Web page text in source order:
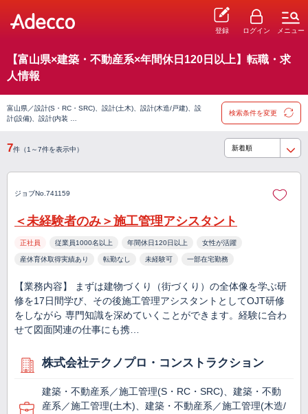
登録 ログイン メニュー
【富山県×建築・不動産系×年間休日120日以上】転職・求
人情報
富山県／設計(S・RC・SRC)、設計(土木)、設計(木造/戸建)、設
計(設備)、設計(内装 …
検索条件を変更
7件（1～7件を表示中）
ジョブNo.741159
＜未経験者のみ＞施工管理アシスタント
正社員 従業員1000名以上 年間休日120日以上 女性が活躍
産休育休取得実績あり 転勤なし 未経験可 一部在宅勤務
【業務内容】 まずは建物づくり（街づくり）の全体像を学ぶ研
修を17日間学び、その後施工管理アシスタントとしてOJT研修
をしながら 専門知識を深めていくことができます。経験に合わ
せて図面関連の仕事にも携…
株式会社テクノプロ・コンストラクション
建築・不動産系／施工管理(S・RC・SRC)、建築・不動
産系／施工管理(土木)、建築・不動産系／施工管理(木造/